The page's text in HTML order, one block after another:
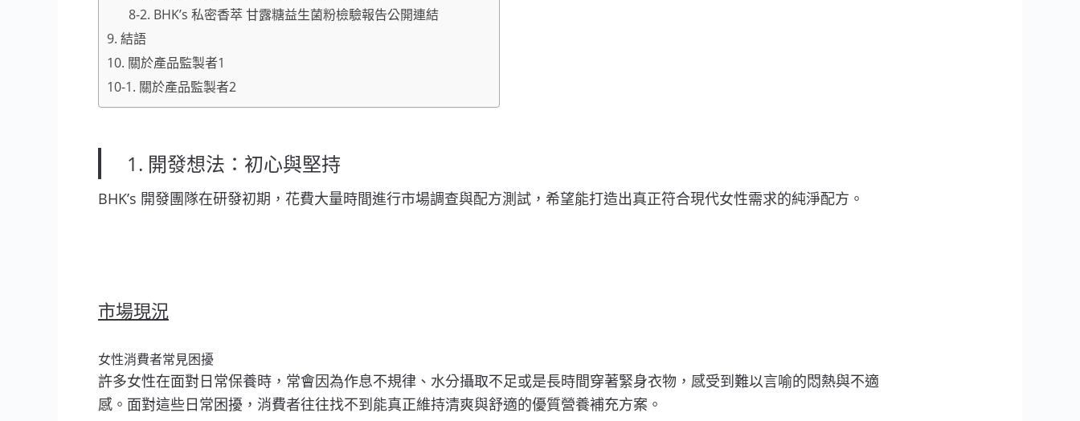
8-2. BHK’s 私密香萃 甘露糖益生菌粉檢驗報告公開連結
9. 結語
10. 關於產品監製者1
10-1. 關於產品監製者2
1. 開發想法：初心與堅持
BHK’s 開發團隊在研發初期，花費大量時間進行市場調查與配方測試，希望能打造出真正符合現代女性需求的純淨配方。
市場現況
女性消費者常見困擾
許多女性在面對日常保養時，常會因為作息不規律、水分攝取不足或是長時間穿著緊身衣物，感受到難以言喻的悶熱與不適
感。面對這些日常困擾，消費者往往找不到能真正維持清爽與舒適的優質營養補充方案。